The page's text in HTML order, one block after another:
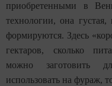
приобретенными в
технологии, она
формируются. Здесь
гектаров, сколько
можно заготовить
использовать на фураж,